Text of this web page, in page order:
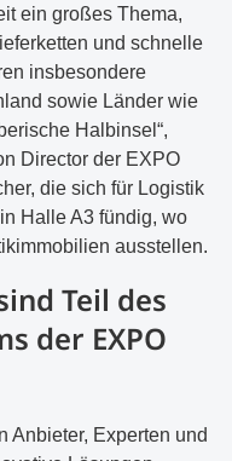
ein großes Thema,
und schnelle
insbesondere
sowie Länder wie
Halbinsel“,
Director der EXPO
die sich für Logistik
Halle A3 fündig, wo
ausstellen.
Teil des
der EXPO
Anbieter, Experten und